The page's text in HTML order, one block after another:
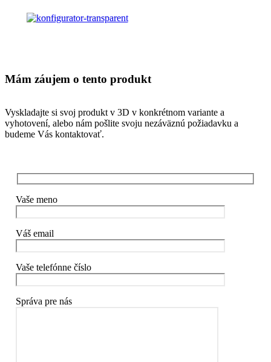
Mám záujem o tento produkt
Vyskladajte si svoj produkt v 3D v konkrétnom variante a
vyhotovení, alebo nám pošlite svoju nezáväznú požiadavku a
budeme Vás kontaktovať.
Vaše meno
Váš email
Vaše telefónne číslo
Správa pre nás